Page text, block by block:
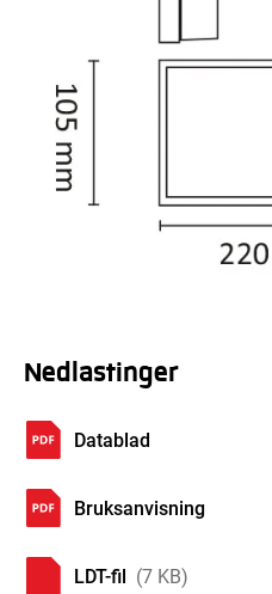
Nedlastinger
Datablad
Bruksanvisning
LDT-fil (7 KB)